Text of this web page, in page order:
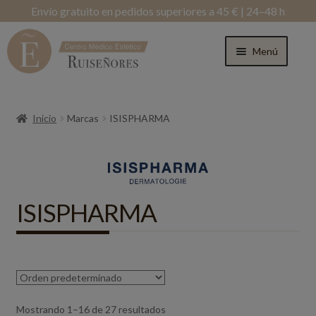
Envío gratuito en pedidos superiores a 45 € | 24–48 h
Menú
Inicio Marcas ISISPHARMA
ISISPHARMA
Mostrando 1–16 de 27 resultados